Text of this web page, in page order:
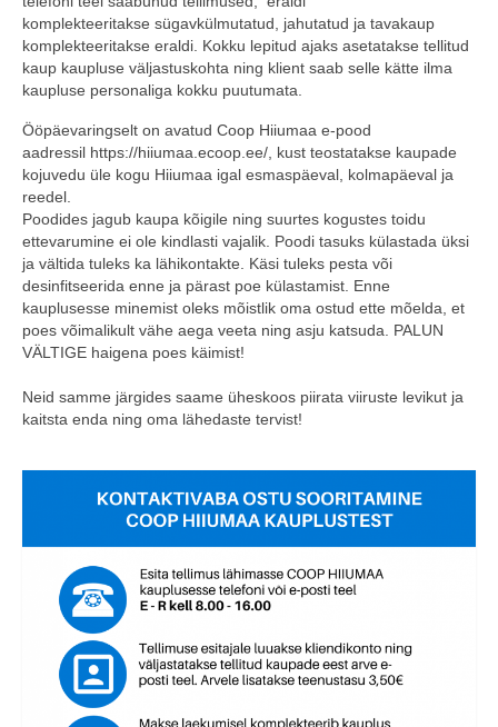
MEIE PANUS
komplekteeritakse sügavkülmutatud, jahutatud ja tavakaup
komplekteeritakse eraldi. Kokku lepitud ajaks asetatakse tellitud
kaup kaupluse väljastuskohta ning klient saab selle kätte ilma
kaupluse personaliga kokku puutumata.
Ööpäevaringselt on avatud Coop Hiiumaa e-pood
aadressil https://hiiumaa.ecoop.ee/, kust teostatakse kaupade
kojuvedu üle kogu Hiiumaa igal esmaspäeval, kolmapäeval ja
reedel.
Poodides jagub kaupa kõigile ning suurtes kogustes toidu
ettevarumine ei ole kindlasti vajalik. Poodi tasuks külastada üksi
ja vältida tuleks ka lähikontakte. Käsi tuleks pesta või
desinfitseerida enne ja pärast poe külastamist. Enne
kauplusesse minemist oleks mõistlik oma ostud ette mõelda, et
poes võimalikult vähe aega veeta ning asju katsuda. PALUN
VÄLTIGE haigena poes käimist!
Neid samme järgides saame üheskoos piirata viiruste levikut ja
kaitsta enda ning oma lähedaste tervist!